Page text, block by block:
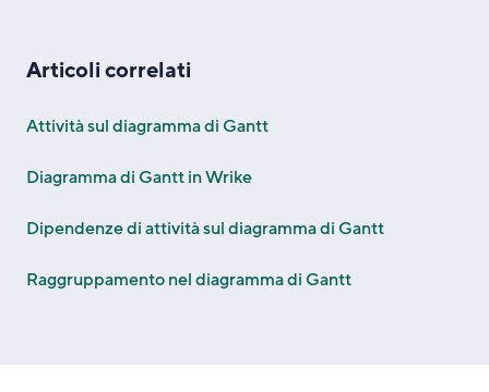
Articoli correlati
Attività sul diagramma di Gantt
Diagramma di Gantt in Wrike
Dipendenze di attività sul diagramma di Gantt
Raggruppamento nel diagramma di Gantt